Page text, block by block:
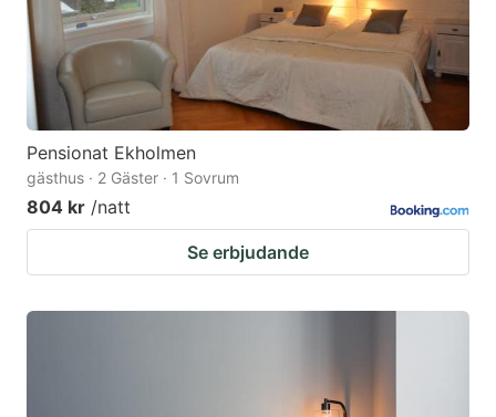
Pensionat Ekholmen
gästhus · 2 Gäster · 1 Sovrum
804 kr /natt
Se erbjudande